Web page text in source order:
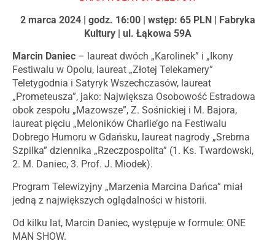
2 marca 2024 | godz. 16:00 | wstęp: 65 PLN | Fabryka
Kultury | ul. Łąkowa 59A
Marcin Daniec – laureat dwóch „Karolinek” i „Ikony
Festiwalu w Opolu, laureat „Złotej Telekamery”
Teletygodnia i Satyryk Wszechczasów, laureat
„Prometeusza”, jako: Największa Osobowość Estradowa
obok zespołu „Mazowsze”, Z. Sośnickiej i M. Bajora,
laureat pięciu „Meloników Charlie’go na Festiwalu
Dobrego Humoru w Gdańsku, laureat nagrody „Srebrna
Szpilka” dziennika „Rzeczpospolita” (1. Ks. Twardowski,
2. M. Daniec, 3. Prof. J. Miodek).
Program Telewizyjny „Marzenia Marcina Dańca” miał
jedną z największych oglądalności w historii.
Od kilku lat, Marcin Daniec, występuje w formule: ONE
MAN SHOW.